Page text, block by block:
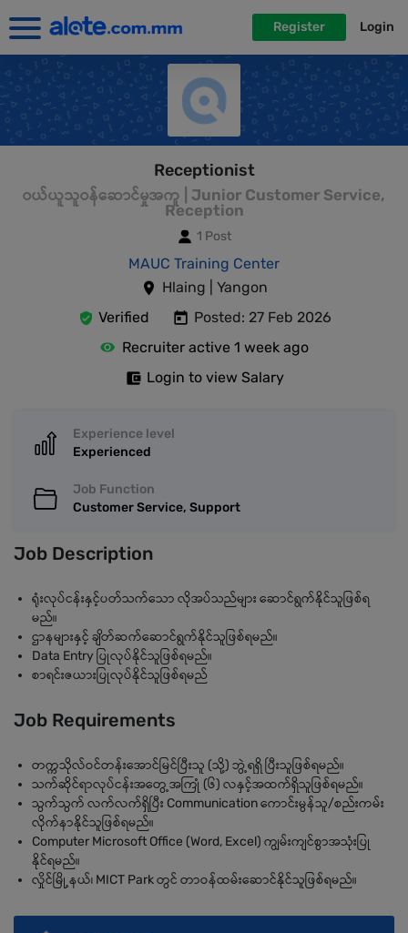
Register Login
Receptionist
ဝယ်ယူသူဝန်ဆောင်မှုအကူ | Junior Customer Service,
Reception
1 Post
MAUC Training Center
Hlaing | Yangon
Verified
Posted: 27 Feb 2026
Recruiter active 1 week ago
Login to view Salary
Experience level
Experienced
Job Function
Customer Service, Support
Job Description
ရုံးလုပ်ငန်းနှင့်ပတ်သက်သော လိုအပ်သည်များ ဆောင်ရွက်နိုင်သူဖြစ်ရ
မည်။
ဌာနများနှင့် ချိတ်ဆက်ဆောင်ရွက်နိုင်သူဖြစ်ရမည်။
Data Entry ပြုလုပ်နိုင်သူဖြစ်ရမည်။
စာရင်းဇယားပြုလုပ်နိုင်သူဖြစ်ရမည်
Job Requirements
တက္ကသိုလ်ဝင်တန်းအောင်မြင်ပြီးသူ (သို့) ဘွဲ့ရရှိ ပြီးသူဖြစ်ရမည်။
သက်ဆိုင်ရာလုပ်ငန်းအတွေ့အကြုံ (၆) လနှင့်အထက်ရှိသူဖြစ်ရမည်။
သွက်သွက် လက်လက်ရှိပြီး Communication ကောင်းမွန်သူ/စည်းကမ်း
လိုက်နာနိုင်သူဖြစ်ရမည်။
Computer Microsoft Office (Word, Excel) ကျွမ်းကျင်စွာအသုံးပြု
နိုင်ရမည်။
လှိုင်မြို့နယ်၊ MICT Park တွင် တာဝန်ထမ်းဆောင်နိုင်သူဖြစ်ရမည်။